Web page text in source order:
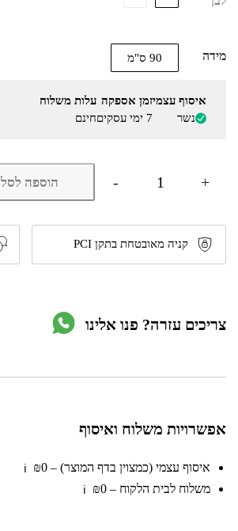
מידה 90 ס"מ
איסוף עצמי
נשר
זמן אספקה
7 ימי עסקים
עלות משלוח
חינם
-
כיריים
להבות
דגם
+ הוספה לסל
קניה מאובטחת בתקן PCI
צריכים עזרה? פנו אלינו
אפשרויות משלוח ואיסוף
איסוף עצמי (כמצוין בדף המוצר) – ₪0 ℹ️
משלוח לבית הלקוח – ₪0 ℹ️